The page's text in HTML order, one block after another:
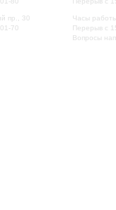
пр., 30
70
Часы
Перерыв с
Вопросы